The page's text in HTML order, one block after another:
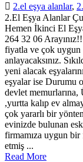
2.el eşya alanlar,
2.El Eşya Alanlar
Hemen İkinci El
264 32 06
fiyatla ve çok uygun
anlayacaksınız.
yeni alacak
eşyalar ise Durumu
devlet
,yurtta kalıp ev
çok yararlı bir
evinizde bulunan
firmamıza uygun bir
etmiş ...
Read More